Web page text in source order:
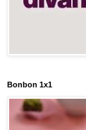
Bonbon 1x1